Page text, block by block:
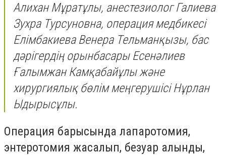
Алихан Мұратұлы, анестезиолог Галиева
Зухра Турсуновна, операция медбикесі
Елімбакиева Венера Тельманқызы, бас
дәрігердің орынбасары Есенәлиев
Ғалымжан Камқабайұлы және
хирургиялық бөлім меңгерушісі Нұрлан
Ыдырысұлы.
Операция барысында лапаротомия,
энтеротомия жасалып, безуар алынды,